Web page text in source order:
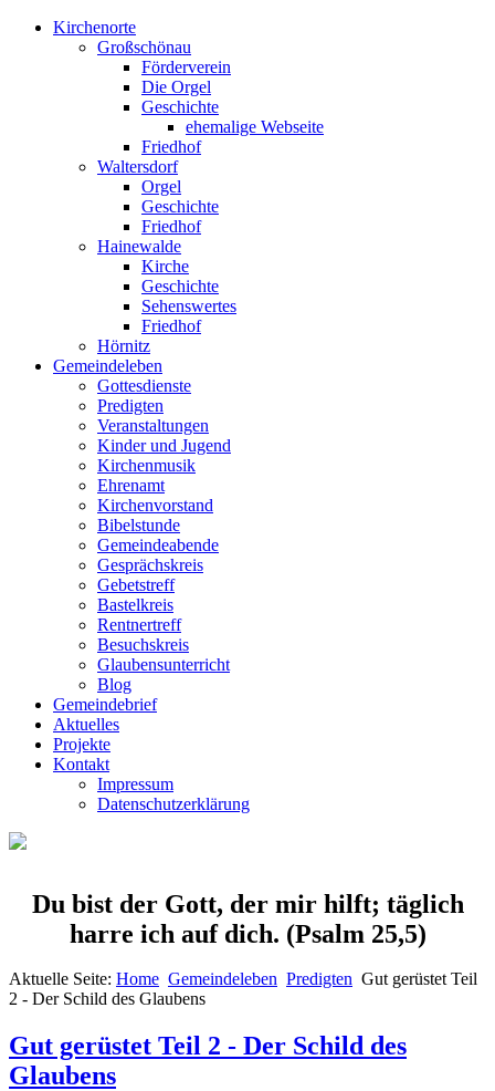
Kirchenorte
Großschönau
Förderverein
Die Orgel
Geschichte
ehemalige Webseite
Friedhof
Waltersdorf
Orgel
Geschichte
Friedhof
Hainewalde
Kirche
Geschichte
Sehenswertes
Friedhof
Hörnitz
Gemeindeleben
Gottesdienste
Predigten
Veranstaltungen
Kinder und Jugend
Kirchenmusik
Ehrenamt
Kirchenvorstand
Bibelstunde
Gemeindeabende
Gesprächskreis
Gebetstreff
Bastelkreis
Rentnertreff
Besuchskreis
Glaubensunterricht
Blog
Gemeindebrief
Aktuelles
Projekte
Kontakt
Impressum
Datenschutzerklärung
Du bist der Gott, der mir hilft; täglich
harre ich auf dich. (Psalm 25,5)
Aktuelle Seite: Home Gemeindeleben Predigten Gut gerüstet Teil
2 - Der Schild des Glaubens
Gut gerüstet Teil 2 - Der Schild des
Glaubens